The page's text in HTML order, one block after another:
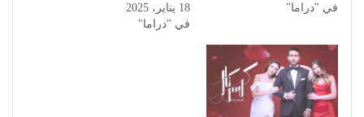
في "دراما"
18 يناير، 2025
في "دراما"